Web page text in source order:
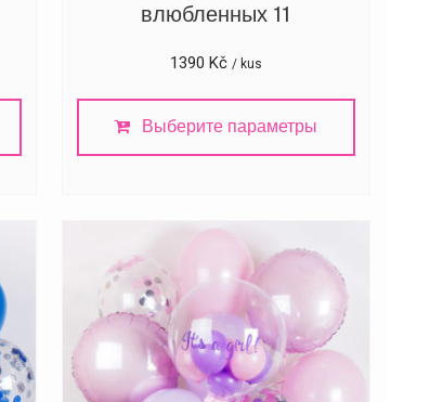
влюбленных 11
1390 Kč / kus
Выберите параметры